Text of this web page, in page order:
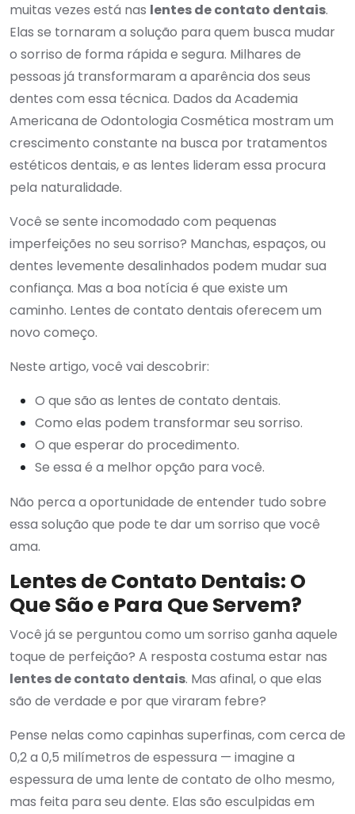
muitas vezes está nas lentes de contato dentais.
Elas se tornaram a solução para quem busca mudar
o sorriso de forma rápida e segura. Milhares de
pessoas já transformaram a aparência dos seus
dentes com essa técnica. Dados da Academia
Americana de Odontologia Cosmética mostram um
crescimento constante na busca por tratamentos
estéticos dentais, e as lentes lideram essa procura
pela naturalidade.
Você se sente incomodado com pequenas
imperfeições no seu sorriso? Manchas, espaços, ou
dentes levemente desalinhados podem mudar sua
confiança. Mas a boa notícia é que existe um
caminho. Lentes de contato dentais oferecem um
novo começo.
Neste artigo, você vai descobrir:
O que são as lentes de contato dentais.
Como elas podem transformar seu sorriso.
O que esperar do procedimento.
Se essa é a melhor opção para você.
Não perca a oportunidade de entender tudo sobre
essa solução que pode te dar um sorriso que você
ama.
Lentes de Contato Dentais: O
Que São e Para Que Servem?
Você já se perguntou como um sorriso ganha aquele
toque de perfeição? A resposta costuma estar nas
lentes de contato dentais. Mas afinal, o que elas
são de verdade e por que viraram febre?
Pense nelas como capinhas superfinas, com cerca de
0,2 a 0,5 milímetros de espessura — imagine a
espessura de uma lente de contato de olho mesmo,
mas feita para seu dente. Elas são esculpidas em